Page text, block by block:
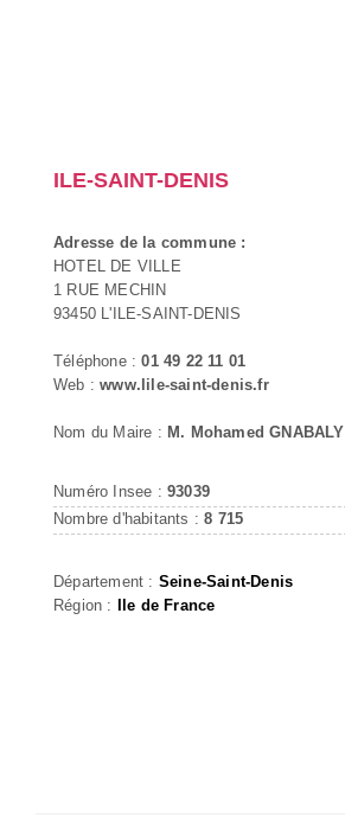
ILE-SAINT-DENIS
Adresse de la commune :
HOTEL DE VILLE
1 RUE MECHIN
93450 L'ILE-SAINT-DENIS
Téléphone :01 49 22 11 01
Web :www.lile-saint-denis.fr
Nom du Maire : M. Mohamed GNABALY
Numéro Insee : 93039
Nombre d'habitants :8 715
Département : Seine-Saint-Denis
Région : Ile de France